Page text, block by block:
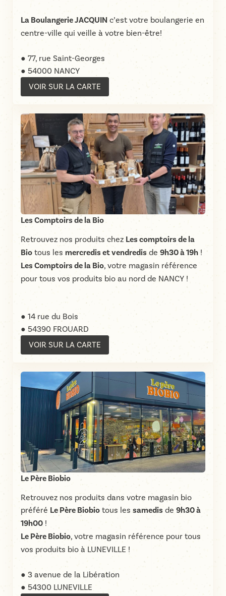
La Boulangerie JACQUIN c’est votre boulangerie en
centre-ville qui veille à votre bien-être!
● 77, rue Saint-Georges
● 54000 NANCY
VOIR SUR LA CARTE
Les Comptoirs de la Bio
Retrouvez nos produits chez Les comptoirs de la
Bio tous les mercredis et vendredis de 9h30 à 19h !
Les Comptoirs de la Bio, votre magasin référence
pour tous vos produits bio au nord de NANCY !
● 14 rue du Bois
● 54390 FROUARD
VOIR SUR LA CARTE
Le Père Biobio
Retrouvez nos produits dans votre magasin bio
préféré Le Père Biobio tous les samedis de 9h30 à
19h00 !
Le Père Biobio, votre magasin référence pour tous
vos produits bio à LUNEVILLE !
● 3 avenue de la Libération
● 54300 LUNEVILLE